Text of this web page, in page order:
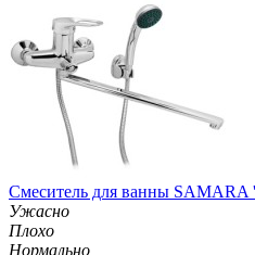
Смеситель для ванны SAMARA
Ужасно
Плохо
Нормально